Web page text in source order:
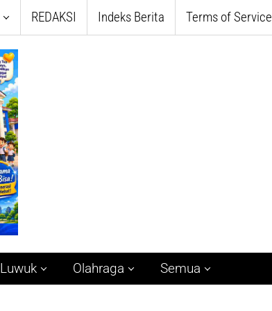
REDAKSI Indeks Berita Terms of Service
Luwuk Olahraga Semua